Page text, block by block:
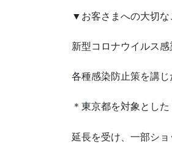
▼お客さまへの大切な
新型コロナウイルス
各種感染防止策を講じ
＊東京都を対象とし
延長を受け、一部ショ